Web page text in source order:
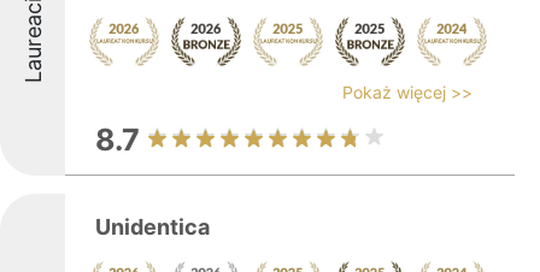
Laureaci
Pokaż więcej >>
8.7
Unidentica